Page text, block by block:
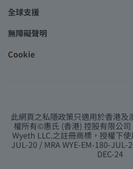
全球支援
無障礙聲明
Cookie
此網頁之私隱政策只適用於香港及
權所有©惠氏 (香港) 控股有限公司
Wyeth LLC.之註冊商標，授權下使
JUL-20 / MRA WYE-EM-180-JUL-
DEC-24